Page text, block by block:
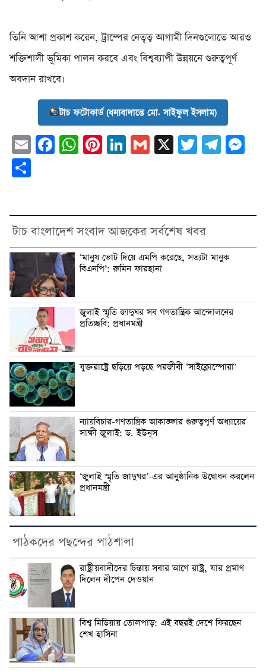
‎তিনি আশা প্রকাশ করেন, ট্রাম্পের নেতৃত্ব আগামী দিনগুলোতে আরও
শক্তিশালী ভূমিকা পালন করবে এবং বিশ্বব্যাপী উন্নয়নে গুরুত্বপূর্ণ
অবদান রাখবে।
টাচ ফটোকার্ড (ধন্যবাদান্তে মো. সাইফুল ইসলাম)
EmailFacebook
WhatsApp
Pinterest
LinkedIn
Gmail
X Twitter
টাচ বাংলাদেশ সংবাদ আজকের সর্বশেষ খবর
‘মানুষ ভোট দিয়ে এমপি করেছে, সত্যটা মানুক
বিএনপি’: রুমিন ফারহানা
জুলাই স্মৃতি জাদুঘর সব গণতান্ত্রিক আন্দোলনের
প্রতিচ্ছবি: প্রধানমন্ত্রী
যুক্তরাষ্ট্রে ছড়িয়ে পড়ছে পরজীবী ‘সাইক্লোস্পোরা’
ন্যায়বিচার-গণতান্ত্রিক আকাঙ্ক্ষার গুরুত্বপূর্ণ অধ্যায়ের
সাক্ষী জুলাই: ড. ইউনূস
‘জুলাই স্মৃতি জাদুঘর’-এর আনুষ্ঠানিক উদ্বোধন করলেন
প্রধানমন্ত্রী
পাঠকদের পছন্দের পাঠশালা
‎রাষ্ট্রীয়বাদীদের চিন্তায় সবার আগে রাষ্ট্র, যার প্রমাণ
দিলেন দীপেন দেওয়ান
বিশ্ব মিডিয়ায় তোলপাড়: এই বছরই দেশে ফিরছেন
শেখ হাসিনা